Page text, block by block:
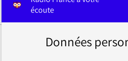
écoute
Données